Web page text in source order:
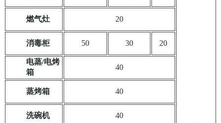
燃气灶 20
消毒柜 50 30 20
电蒸/电烤
箱
40
蒸烤箱 40
洗碗机 40